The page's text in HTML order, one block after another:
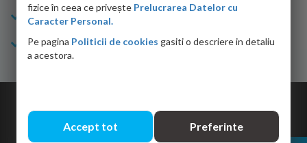
Cumparaturi
Suport clienti
fizice în ceea ce privește Prelucrarea Datelor cu
Caracter Personal.
Pe pagina Politicii de cookies gasiti o descriere in detaliu
a acestora.
Accept tot Preferinte